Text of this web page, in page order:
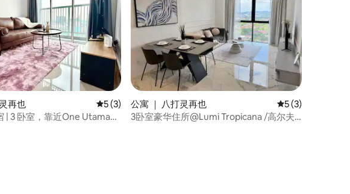
），共 342 条评价
再也 平均评分 5 分（满分 5 分），共 3 条评价
5 (3)
| 3 卧室，靠近One Utama和
公寓 ｜ 八打灵再也 平均评分 5 分（
5 (3)
3卧室豪华住所@Lumi Tropicana /高尔夫